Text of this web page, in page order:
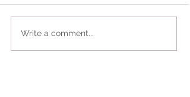
Write a comment...